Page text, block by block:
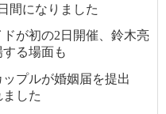
間になりました
が初の2日開催、鈴木亮
る場面も
プルが婚姻届を提出
した